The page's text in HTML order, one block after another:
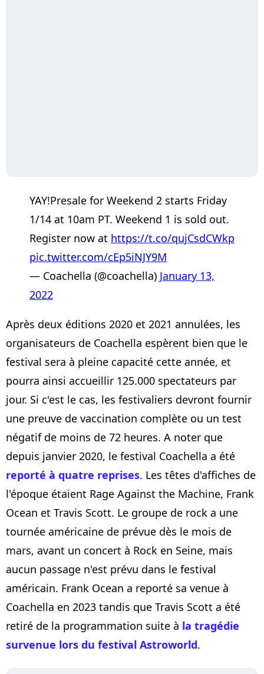
YAY!Presale for Weekend 2 starts Friday
1/14 at 10am PT. Weekend 1 is sold out.
Register now at https://t.co/qujCsdCWkp
pic.twitter.com/cEp5iNJY9M
— Coachella (@coachella) January 13,
2022
Après deux éditions 2020 et 2021 annulées, les
organisateurs de Coachella espèrent bien que le
festival sera à pleine capacité cette année, et
pourra ainsi accueillir 125.000 spectateurs par
jour. Si c'est le cas, les festivaliers devront fournir
une preuve de vaccination complète ou un test
négatif de moins de 72 heures. A noter que
depuis janvier 2020, le festival Coachella a été
reporté à quatre reprises. Les têtes d'affiches de
l'époque étaient Rage Against the Machine, Frank
Ocean et Travis Scott. Le groupe de rock a une
tournée américaine de prévue dès le mois de
mars, avant un concert à Rock en Seine, mais
aucun passage n'est prévu dans le festival
américain. Frank Ocean a reporté sa venue à
Coachella en 2023 tandis que Travis Scott a été
retiré de la programmation suite à la tragédie
survenue lors du festival Astroworld.